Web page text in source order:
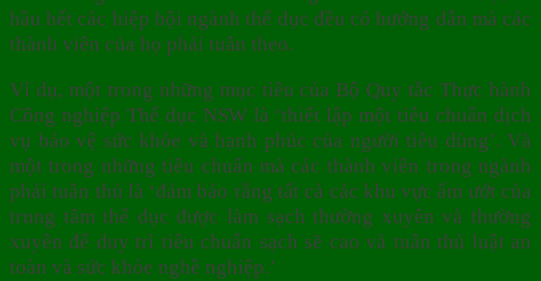
hầu hết các hiệp hội ngành thể dục đều có hướng dẫn mà các
thành viên của họ phải tuân theo.
Ví dụ, một trong những mục tiêu của Bộ Quy tắc Thực hành
Công nghiệp Thể dục NSW là ‘thiết lập một tiêu chuẩn dịch
vụ bảo vệ sức khỏe và hạnh phúc của người tiêu dùng’. Và
một trong những tiêu chuẩn mà các thành viên trong ngành
phải tuân thủ là ‘đảm bảo rằng tất cả các khu vực ẩm ướt của
trung tâm thể dục được làm sạch thường xuyên và thường
xuyên để duy trì tiêu chuẩn sạch sẽ cao và tuân thủ luật an
toàn và sức khỏe nghề nghiệp.’